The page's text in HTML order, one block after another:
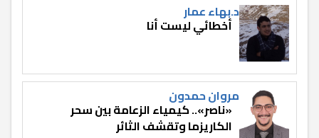
د.بهاء عمار
أخطائي ليست أنا
مروان حمدون
«ناصر».. كيمياء الزعامة بين سحر
الكاريزما وتقشف الثائر